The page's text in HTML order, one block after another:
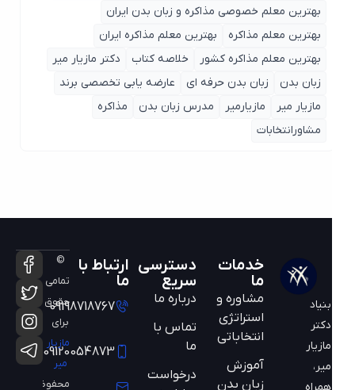
بهترین معلم خصوصی مذاکره و زبان بدن ایران
بهترین معلم مذاکره
بهترین معلم مذاکره ایران
بهترین معلم مذاکره کشور
خلاصه کتاب
دکتر مازیار میر
زبان بدن
زبان بدن حرفه ای
عارضه یابی تخصصی برند
مازیار میر
مازیارمیر مدرس زبان بدن
مذاکره
مشاورانتخابات
مازیار
خدمات
مشاوره و
استراتژی
انتخاباتی
آموزش
زبان بدن
دسترسی
سریع
درباره ما
تماس با
ما
درخواست
ارتباط با
09198718767
09120054873
©
تمامی
حقوق
مازیار
محفوظ